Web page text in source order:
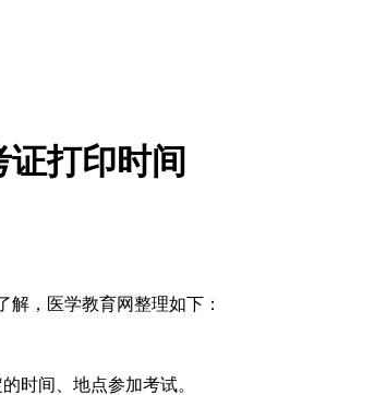
打印时间
，医学教育网整理如下：
时间、地点参加考试。